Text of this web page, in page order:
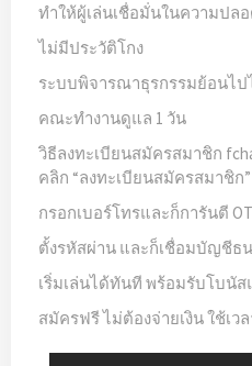
ทำให้ผู้เล่นเชื่อมั่นในความปล
ไม่มีประวัติโกง
ระบบพิจารณาธุรกรรมย้อนไป
คณะทำงานดูแล 1 วัน
วิธีลงทะเบียนสมัครสมาชิก
คลิก “ลงทะเบียนสมัครสมาชิก
กรอกเบอร์โทรและก็การันตี
ตั้งรหัสผ่าน และก็เชื่อมบัญชีธน
เริ่มเล่นได้ทันที พร้อมรับโบนัส
สมัครฟรี ไม่ต้องจ่ายเงิน ใช้เว